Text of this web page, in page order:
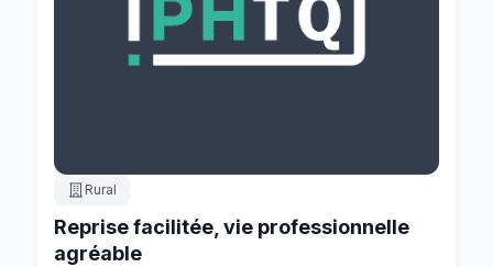
Rural
Reprise facilitée, vie professionnelle
agréable